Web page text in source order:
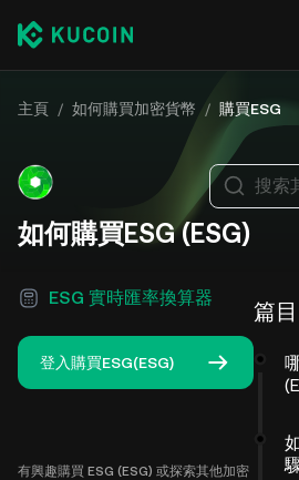
主頁 / 如何購買加密貨幣 / 購買ESG
如何購買ESG (ESG)
ESG 實時匯率換算器
登入購買ESG(ESG)
有興趣購買 ESG (ESG) 或探索其他加密
搜索
篇目